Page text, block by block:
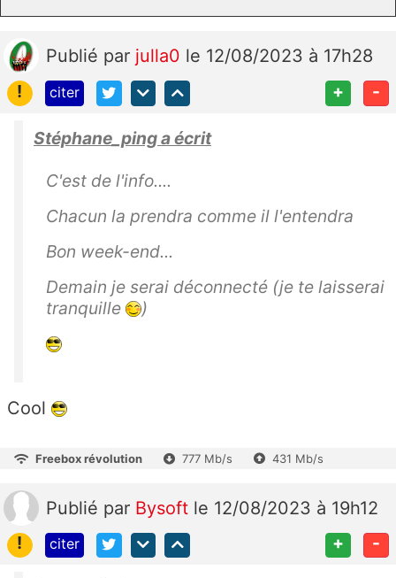
Publié par julla0 le 12/08/2023 à 17h28
!
citer + -
Stéphane_ping a écrit
C'est de l'info....
Chacun la prendra comme il l'entendra
Bon week-end...
Demain je serai déconnecté (je te laisserai
tranquille
)
Cool
Freebox révolution 777 Mb/s 431 Mb/s
Publié par Bysoft le 12/08/2023 à 19h12
!
citer + -